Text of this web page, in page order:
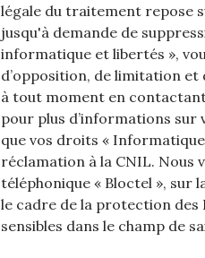
légale du traitement repose
jusqu'à demande de
informatique et libertés »,
d’opposition, de limitation
à tout moment en
pour plus d’informations sur
que vos droits «
réclamation à la CNIL. Nous
téléphonique « Bloctel », sur
le cadre de la protection des
sensibles dans le champ de